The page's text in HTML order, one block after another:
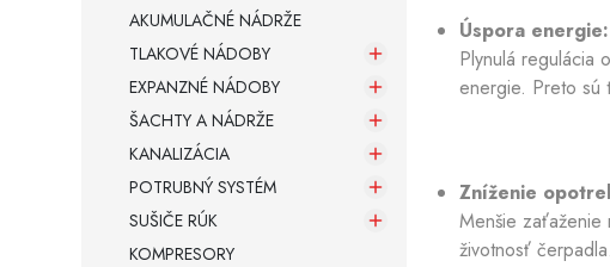
AKUMULAČNÉ NÁDRŽE
TLAKOVÉ NÁDOBY
EXPANZNÉ NÁDOBY
ŠACHTY A NÁDRŽE
KANALIZÁCIA
POTRUBNÝ SYSTÉM
SUŠIČE RÚK
KOMPRESORY
Úspora energie:
Plynulá regulácia
energie. Preto sú
Zníženie
Menšie zaťaženie
životnosť čerpadla.